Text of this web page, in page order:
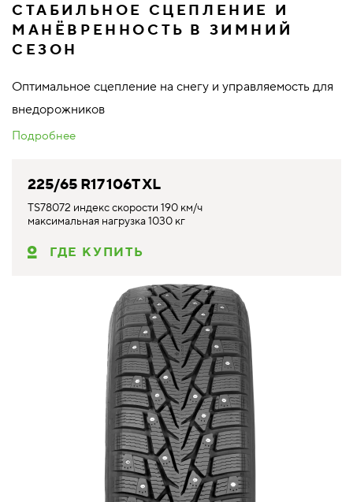
СТАБИЛЬНОЕ СЦЕПЛЕНИЕ И
МАНЁВРЕННОСТЬ В ЗИМНИЙ
СЕЗОН
Оптимальное сцепление на снегу и управляемость для
внедорожников
Подробнее
225/65 R17 106T XL
TS78072 индекс скорости 190 км/ч
максимальная нагрузка 1030 кг
ГДЕ КУПИТЬ